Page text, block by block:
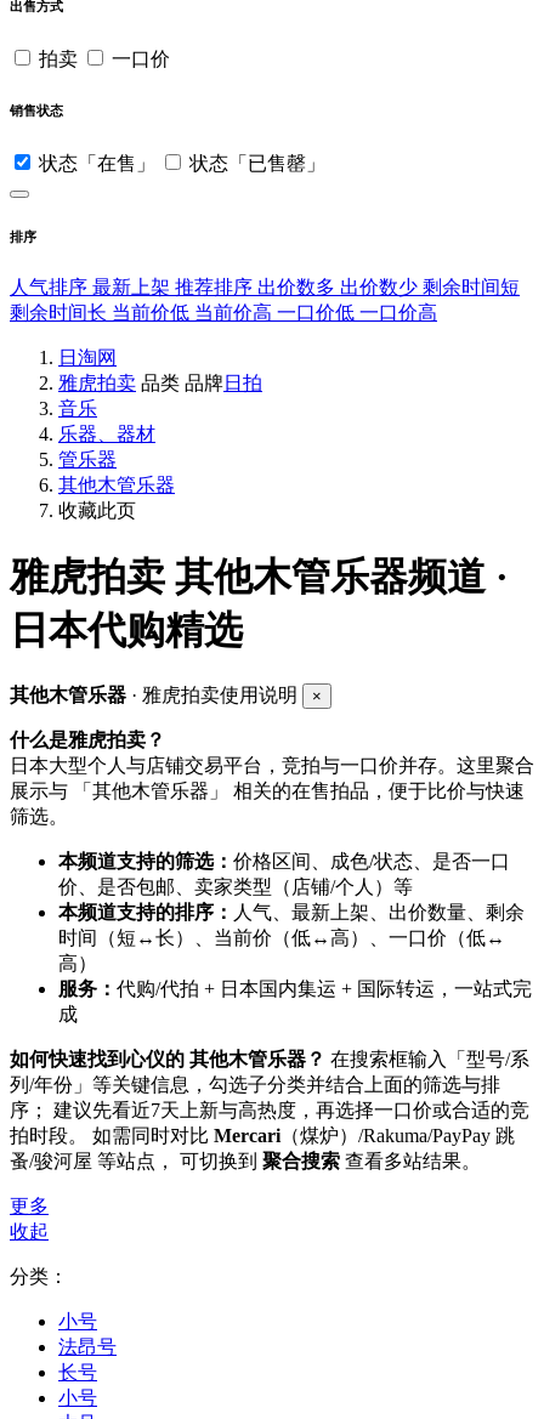
出售方式
拍卖 一口价
销售状态
状态「在售」 状态「已售罄」
排序
人气排序 最新上架 推荐排序 出价数多 出价数少 剩余时间短
剩余时间长 当前价低 当前价高 一口价低 一口价高
日淘网
雅虎拍卖 品类 品牌日拍
音乐
乐器、器材
管乐器
其他木管乐器
收藏此页
雅虎拍卖 其他木管乐器频道 ·
日本代购精选
其他木管乐器 · 雅虎拍卖使用说明 ×
什么是雅虎拍卖？
日本大型个人与店铺交易平台，竞拍与一口价并存。这里聚合
展示与 「其他木管乐器」 相关的在售拍品，便于比价与快速
筛选。
本频道支持的筛选： 价格区间、成色/状态、是否一口
价、是否包邮、卖家类型（店铺/个人）等
本频道支持的排序： 人气、最新上架、出价数量、剩余
时间（短↔长）、当前价（低↔高）、一口价（低↔
高）
服务： 代购/代拍 + 日本国内集运 + 国际转运，一站式完
成
如何快速找到心仪的 其他木管乐器？ 在搜索框输入「型号/系
列/年份」等关键信息，勾选子分类并结合上面的筛选与排
序； 建议先看近7天上新与高热度，再选择一口价或合适的竞
拍时段。 如需同时对比 Mercari （煤炉）/Rakuma/PayPay 跳
蚤/骏河屋 等站点， 可切换到 聚合搜索 查看多站结果。
更多
收起
分类：
小号
法昂号
长号
小号